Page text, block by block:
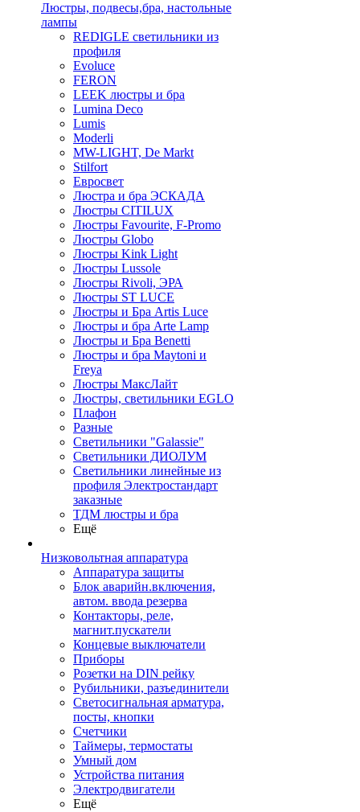
Люстры, подвесы,бра, настольные
лампы
REDIGLE светильники из
профиля
Evoluce
FERON
LEEK люстры и бра
Lumina Deco
Lumis
Moderli
MW-LIGHT, De Markt
Stilfort
Евросвет
Люстра и бра ЭСКАДА
Люстры CITILUX
Люстры Favourite, F-Promo
Люстры Globo
Люстры Kink Light
Люстры Lussole
Люстры Rivoli, ЭРА
Люстры ST LUCE
Люстры и Бра Artis Luce
Люстры и бра Arte Lamp
Люстры и Бра Benetti
Люстры и бра Maytoni и
Freya
Люстры МаксЛайт
Люстры, светильники EGLO
Плафон
Разные
Светильники "Galassie"
Светильники ДИОЛУМ
Светильники линейные из
профиля Электростандарт
заказные
ТДМ люстры и бра
Ещё
Низковольтная аппаратура
Аппаратура защиты
Блок аварийн.включения,
автом. ввода резерва
Контакторы, реле,
магнит.пускатели
Концевые выключатели
Приборы
Розетки на DIN рейку
Рубильники, разъединители
Светосигнальная арматура,
посты, кнопки
Счетчики
Таймеры, термостаты
Умный дом
Устройства питания
Электродвигатели
Ещё